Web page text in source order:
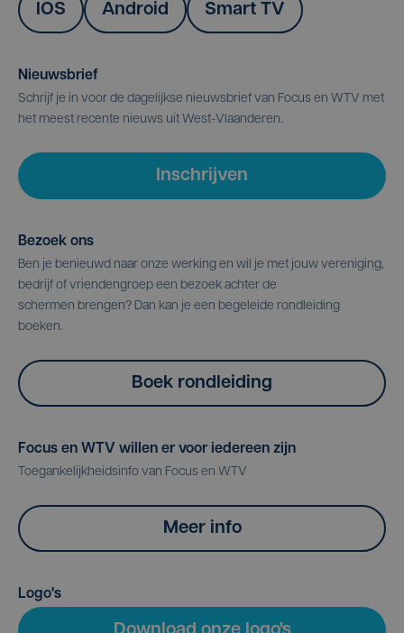
IOS Android Smart TV
Nieuwsbrief
Schrijf je in voor de dagelijkse nieuwsbrief van Focus en WTV met
het meest recente nieuws uit West-Vlaanderen.
Inschrijven
Bezoek ons
Ben je benieuwd naar onze werking en wil je met jouw vereniging,
bedrijf of vriendengroep een bezoek achter de
schermen brengen? Dan kan je een begeleide rondleiding
boeken.
Boek rondleiding
Focus en WTV willen er voor iedereen zijn
Toegankelijkheidsinfo van Focus en WTV
Meer info
Logo's